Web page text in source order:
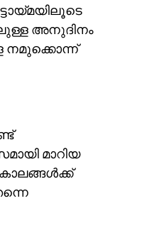
അനുദിനം
നമുക്കൊന്ന്
മാറിയ